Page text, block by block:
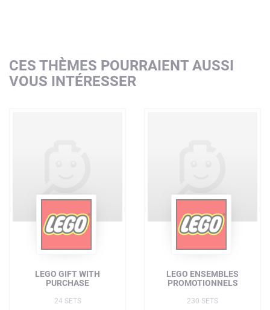
CES THÈMES POURRAIENT AUSSI
VOUS INTÉRESSER
LEGO GIFT WITH
PURCHASE
24 SETS
LEGO ENSEMBLES
PROMOTIONNELS
230 SETS